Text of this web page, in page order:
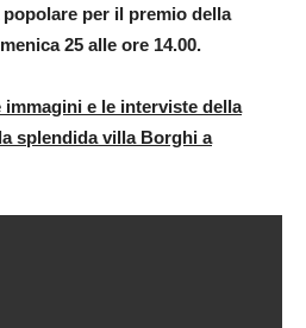
per il premio della
25 alle ore 14.00.
e le interviste della
splendida villa Borghi a